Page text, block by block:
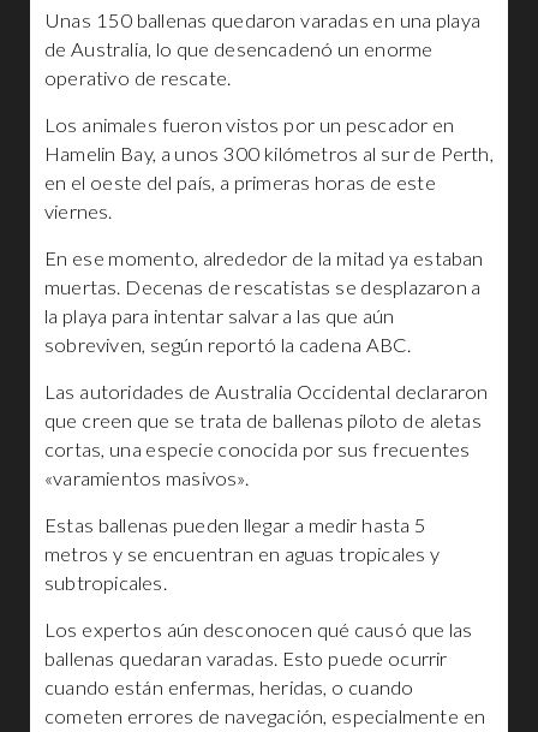
Unas 150 ballenas quedaron varadas en una playa
de Australia, lo que desencadenó un enorme
operativo de rescate.
Los animales fueron vistos por un pescador en
Hamelin Bay, a unos 300 kilómetros al sur de Perth,
en el oeste del país, a primeras horas de este
viernes.
En ese momento, alrededor de la mitad ya estaban
muertas. Decenas de rescatistas se desplazaron a
la playa para intentar salvar a las que aún
sobreviven, según reportó la cadena ABC.
Las autoridades de Australia Occidental declararon
que creen que se trata de ballenas piloto de aletas
cortas, una especie conocida por sus frecuentes
«varamientos masivos».
Estas ballenas pueden llegar a medir hasta 5
metros y se encuentran en aguas tropicales y
subtropicales.
Los expertos aún desconocen qué causó que las
ballenas quedaran varadas. Esto puede ocurrir
cuando están enfermas, heridas, o cuando
cometen errores de navegación, especialmente en